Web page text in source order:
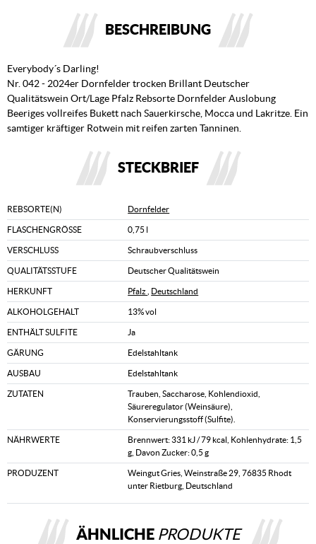
BESCHREIBUNG
Everybody´s Darling!
Nr. 042 - 2024er Dornfelder trocken Brillant Deutscher
Qualitätswein Ort/Lage Pfalz Rebsorte Dornfelder Auslobung
Beeriges vollreifes Bukett nach Sauerkirsche, Mocca und Lakritze. Ein
samtiger kräftiger Rotwein mit reifen zarten Tanninen.
STECKBRIEF
REBSORTE(N) Dornfelder
FLASCHENGRÖSSE 0,75 l
VERSCHLUSS Schraubverschluss
QUALITÄTSSTUFE Deutscher Qualitätswein
HERKUNFT Pfalz Deutschland
ALKOHOLGEHALT 13% vol
ENTHÄLT SULFITE Ja
GÄRUNG Edelstahltank
AUSBAU Edelstahltank
ZUTATEN
Trauben, Saccharose, Kohlendioxid,
Säureregulator (Weinsäure),
Konservierungsstoff (Sulfite).
NÄHRWERTE
Brennwert: 331 kJ / 79 kcal, Kohlenhydrate: 1,5
g, Davon Zucker: 0,5 g
PRODUZENT
Weingut Gries, Weinstraße 29, 76835 Rhodt
unter Rietburg, Deutschland
ÄHNLICHE PRODUKTE